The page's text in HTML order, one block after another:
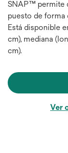
SNAP™ permite
puesto de forma
Está disponible
cm), mediana
cm).
Ver